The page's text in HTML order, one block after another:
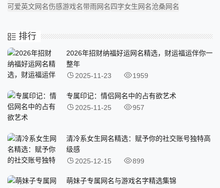
可爱英文网名伤感游戏名带雨网名 四字女生网名沧桑网名
排行
2026年招财纳福好运网名精选，财运福运伴你一
整年
2025-11-23
1959
专属印记：情侣网名中的占有欲艺术
2025-11-25
957
清冷系女生网名精选：赋予你的社交账号独特高
级感
2025-12-15
899
萌妹子专属网名与游戏名字精选集锦